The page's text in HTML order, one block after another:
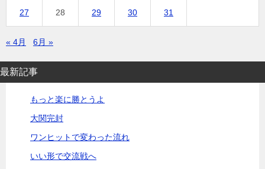
27 28 29 30 31
« 4月 6月 »
最新記事
もっと楽に勝とうよ
大関完封
ワンヒットで変わった流れ
いい形で交流戦へ